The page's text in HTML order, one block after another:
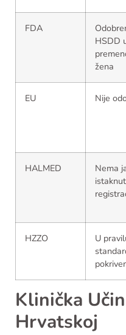
FDA
HSDD
žena
EU Nije
HALMED
Nema
HZZO
U
Klinička
Hrvatskoj